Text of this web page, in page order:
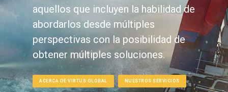
aquellos que incluyen la habilidad de
abordarlos desde múltiples
perspectivas con la posibilidad de
obtener múltiples soluciones.
ACERCA DE VIRTUS GLOBAL NUESTROS SERVICIOS